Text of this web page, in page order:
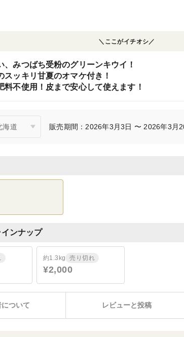
＼ここがイチオシ／
、みつばち受粉のグリーンキウイ！
スッキリ甘夏のオマケ付き！
料不使用！皮まで安心して使えます！
販売期間：2026年3月3日 〜 2026年3月
ンナップ
約1.3kg 売り切れ
¥2,000
レビューと投稿
ついて